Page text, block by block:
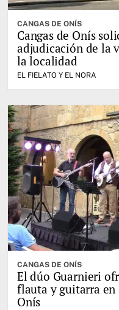
CANGAS DE ONÍS
Cangas de Onís
adjudicación de la
la localidad
EL FIELATO Y EL NORA
CANGAS DE ONÍS
El dúo Guarnieri
flauta y guitarra en
Onís